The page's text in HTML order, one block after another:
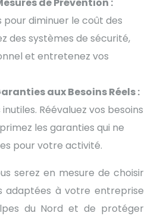
pour diminuer le coût des
des systèmes de sécurité,
et entretenez vos
aux Besoins Réels :
Réévaluez vos besoins
les garanties qui ne
pour votre activité.
serez en mesure de choisir
adaptées à votre entreprise
du Nord et de protéger